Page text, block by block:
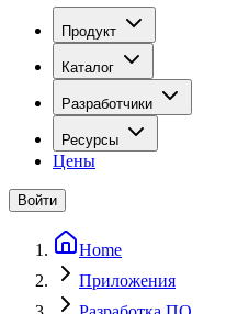
Продукт
Каталог
Разработчики
Ресурсы
Цены
Войти
Home
Приложения